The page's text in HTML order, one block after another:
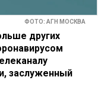
ФОТО: АГН МОСКВА
других
заслуженный